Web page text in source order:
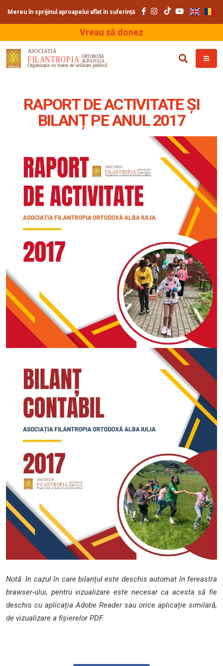
Mereu în sprijinul aproapelui aflat în suferință
Vreau să donez
RAPORT DE ACTIVITATE ȘI
BILANȚ PE ANUL 2017
Notă: In cazul în care bilanțul este deschis automat în fereastra
brawser-ului, pentru vizualizare este necesar ca acesta să fie
deschis cu aplicația Adobe Reader sau orice aplicație similară,
de vizualizare a fișierelor PDF.